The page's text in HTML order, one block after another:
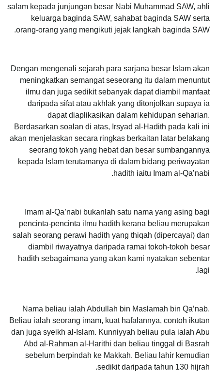
salam kepada junjungan besar Nabi Muhammad SAW, ahli
keluarga baginda SAW, sahabat baginda SAW serta
orang-orang yang mengikuti jejak langkah baginda SAW.
Dengan mengenali sejarah para sarjana besar Islam akan
meningkatkan semangat seseorang itu dalam menuntut
ilmu dan juga sedikit sebanyak dapat diambil manfaat
daripada sifat atau akhlak yang ditonjolkan supaya ia
dapat diaplikasikan dalam kehidupan seharian.
Berdasarkan soalan di atas, Irsyad al-Hadith pada kali ini
akan menjelaskan secara ringkas berkaitan latar belakang
seorang tokoh yang hebat dan besar sumbangannya
kepada Islam terutamanya di dalam bidang periwayatan
hadith iaitu Imam al-Qa’nabi.
Imam al-Qa’nabi bukanlah satu nama yang asing bagi
pencinta-pencinta ilmu hadith kerana beliau merupakan
salah seorang perawi hadith yang thiqah (dipercayai) dan
diambil riwayatnya daripada ramai tokoh-tokoh besar
hadith sebagaimana yang akan kami nyatakan sebentar
lagi.
Nama beliau ialah Abdullah bin Maslamah bin Qa’nab.
Beliau ialah seorang imam, kuat hafalannya, contoh ikutan
dan juga syeikh al-Islam. Kunniyyah beliau pula ialah Abu
Abd al-Rahman al-Harithi dan beliau tinggal di Basrah
sebelum berpindah ke Makkah. Beliau lahir kemudian
sedikit daripada tahun 130 hijrah.